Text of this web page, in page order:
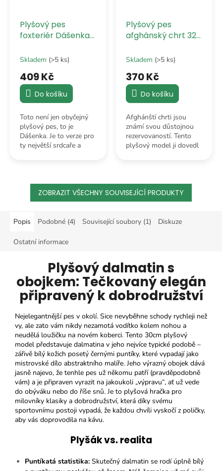
Plyšový pes
foxteriér Dášenka
Skladem (>5 ks)
409 Kč
Do košíku
Toto není jen obyčejný
plyšový pes, to je
Dášenka. Je to verze pro
ty největší srdcaře a
kousek.
Plyšový pes
afghánský chrt 32
Skladem (>5 ks)
370 Kč
Do košíku
Afghánští chrti jsou
známí svou důstojnou
rezervovaností. Tento
plyšový model ji dovedl
dívá s klidem.
ZOBRAZIT VŠECHNY SOUVISEJÍCÍ PRODUKTY
Popis Podobné (4) Související soubory (1) Diskuze
Ostatní informace
Plyšový dalmatin s
obojkem: Tečkovaný elegán
připravený k dobrodružství
Nejelegantnější pes v okolí. Sice nevyběhne schody rychleji než
vy, ale zato vám nikdy nezamotá vodítko kolem nohou a
neudělá loužičku na novém koberci. Tento 30cm plyšový
model představuje dalmatina v jeho nejvíce typické podobě –
zářivě bílý kožich posetý černými puntíky, které vypadají jako
mistrovské dílo abstraktního malíře. Jeho výrazný obojek dává
jasně najevo, že tenhle pes už někomu patří (pravděpodobně
vám) a je připraven vyrazit na jakoukoli „výpravu“, ať už vede
do obýváku nebo do říše snů. Je to plyšová hračka pro
milovníky klasiky a dobrodružství, která díky svému
sportovnímu postoji vypadá, že každou chvíli vyskočí z poličky,
aby vás doprovodila na kávu.
Plyšák vs. realita
Puntíkatá statistika: Skutečný dalmatin se rodí úplně bílý